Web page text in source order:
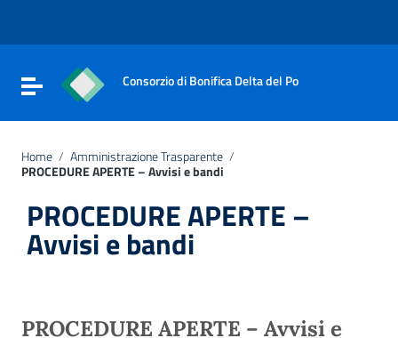
Vai al footer
Attiva / disattiva la navigazione
Consorzio di Bonifica Delta del Po
Home / Amministrazione Trasparente /
PROCEDURE APERTE – Avvisi e bandi
PROCEDURE APERTE –
Avvisi e bandi
PROCEDURE APERTE – Avvisi e